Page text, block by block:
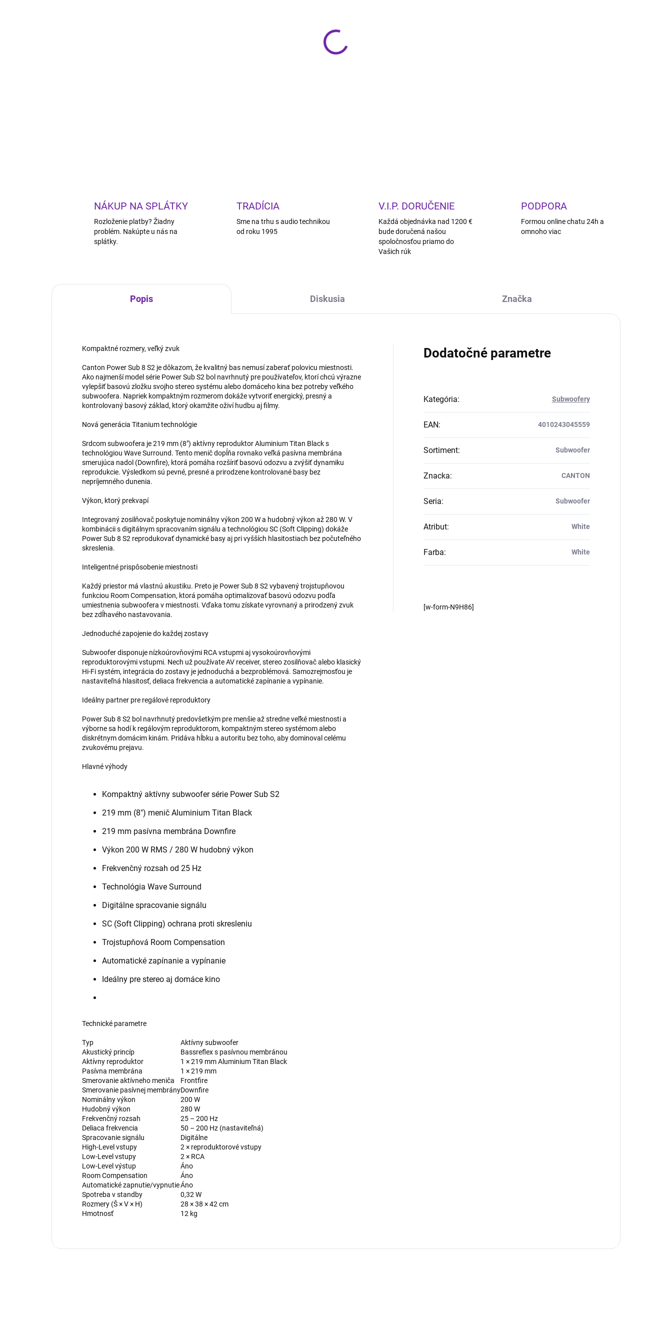
Canton Power Sub 8 S2 je najkompaktnejší aktívny subwoofer série Power
NÁKUP NA SPLÁTKY
Rozloženie platby? Žiadny
problém. Nakúpte u nás na
splátky.
TRADÍCIA
Sme na trhu s audio technikou
od roku 1995
V.I.P. DORUČENIE
Každá objednávka nad 1200 €
bude doručená našou
spoločnosťou priamo do
Vašich rúk
PODPORA
Formou online chatu 24h a
omnoho viac
Popis Diskusia Značka
Kompaktné rozmery, veľký zvuk
Canton Power Sub 8 S2 je dôkazom, že kvalitný bas nemusí zaberať polovicu miestnosti.
Ako najmenší model série Power Sub S2 bol navrhnutý pre používateľov, ktorí chcú výrazne
vylepšiť basovú zložku svojho stereo systému alebo domáceho kina bez potreby veľkého
subwoofera. Napriek kompaktným rozmerom dokáže vytvoriť energický, presný a
kontrolovaný basový základ, ktorý okamžite oživí hudbu aj filmy.
Nová generácia Titanium technológie
Srdcom subwoofera je 219 mm (8") aktívny reproduktor Aluminium Titan Black s
technológiou Wave Surround. Tento menič dopĺňa rovnako veľká pasívna membrána
smerujúca nadol (Downfire), ktorá pomáha rozšíriť basovú odozvu a zvýšiť dynamiku
reprodukcie. Výsledkom sú pevné, presné a prirodzene kontrolované basy bez
nepríjemného dunenia.
Výkon, ktorý prekvapí
Integrovaný zosilňovač poskytuje nominálny výkon 200 W a hudobný výkon až 280 W. V
kombinácii s digitálnym spracovaním signálu a technológiou SC (Soft Clipping) dokáže
Power Sub 8 S2 reprodukovať dynamické basy aj pri vyšších hlasitostiach bez počuteľného
skreslenia.
Inteligentné prispôsobenie miestnosti
Každý priestor má vlastnú akustiku. Preto je Power Sub 8 S2 vybavený trojstupňovou
funkciou Room Compensation, ktorá pomáha optimalizovať basovú odozvu podľa
umiestnenia subwoofera v miestnosti. Vďaka tomu získate vyrovnaný a prirodzený zvuk
bez zdĺhavého nastavovania.
Jednoduché zapojenie do každej zostavy
Subwoofer disponuje nízkoúrovňovými RCA vstupmi aj vysokoúrovňovými
reproduktorovými vstupmi. Nech už používate AV receiver, stereo zosilňovač alebo klasický
Hi-Fi systém, integrácia do zostavy je jednoduchá a bezproblémová. Samozrejmosťou je
nastaviteľná hlasitosť, deliaca frekvencia a automatické zapínanie a vypínanie.
Ideálny partner pre regálové reproduktory
Power Sub 8 S2 bol navrhnutý predovšetkým pre menšie až stredne veľké miestnosti a
výborne sa hodí k regálovým reproduktorom, kompaktným stereo systémom alebo
diskrétnym domácim kinám. Pridáva hĺbku a autoritu bez toho, aby dominoval celému
zvukovému prejavu.
Hlavné výhody
Kompaktný aktívny subwoofer série Power Sub S2
219 mm (8") menič Aluminium Titan Black
219 mm pasívna membrána Downfire
Výkon 200 W RMS / 280 W hudobný výkon
Frekvenčný rozsah od 25 Hz
Technológia Wave Surround
Digitálne spracovanie signálu
SC (Soft Clipping) ochrana proti skresleniu
Trojstupňová Room Compensation
Automatické zapínanie a vypínanie
Ideálny pre stereo aj domáce kino
Technické parametre
Typ
Aktívny subwoofer
Akustický princíp
Bassreflex s pasívnou membránou
Aktívny reproduktor
1 × 219 mm Aluminium Titan Black
Pasívna membrána
1 × 219 mm
Smerovanie aktívneho meniča
Frontfire
Smerovanie pasívnej membrányDownfire
Nominálny výkon
200 W
Hudobný výkon
280 W
Frekvenčný rozsah
25 – 200 Hz
Deliaca frekvencia
50 – 200 Hz (nastaviteľná)
Spracovanie signálu
Digitálne
High-Level vstupy
2 × reproduktorové vstupy
Low-Level vstupy
2 × RCA
Low-Level výstup
Áno
Room Compensation
Áno
Automatické zapnutie/vypnutieÁno
Spotreba v standby
0,32 W
Rozmery (Š × V × H)
28 × 38 × 42 cm
Hmotnosť
12 kg
Dodatočné parametre
Kategória: Subwoofery
EAN: 4010243045559
Sortiment: Subwoofer
Znacka: CANTON
Seria: Subwoofer
Atribut: White
Farba: White
[w-form-N9H86]